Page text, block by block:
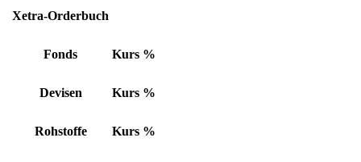
Xetra-Orderbuch
Fonds Kurs %
Devisen Kurs %
Rohstoffe Kurs %